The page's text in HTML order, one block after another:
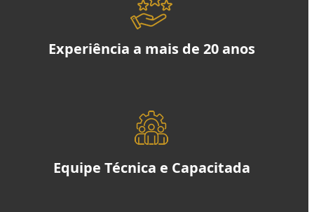
Experiência a mais de 20 anos
Equipe Técnica e Capacitada